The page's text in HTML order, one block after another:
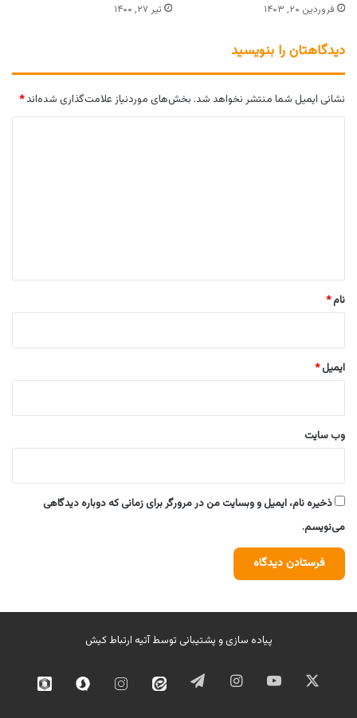
فروردین ۲۰, ۱۴۰۳ تیر ۲۷, ۱۴۰۰
دیدگاهتان را بنویسید
نشانی ایمیل شما منتشر نخواهد شد. بخش‌های موردنیاز علامت‌گذاری شده‌اند*
نام*
ایمیل*
وب‌ سایت
ذخیره نام، ایمیل و وبسایت من در مرورگر برای زمانی که دوباره دیدگاهی
می‌نویسم.
پیاده سازی و پشتیبانی توسطآتیه ارتباط کیش
ایکس یوتیوب اینستاگرامتلگرام ایتا
اینستاگرامسروش